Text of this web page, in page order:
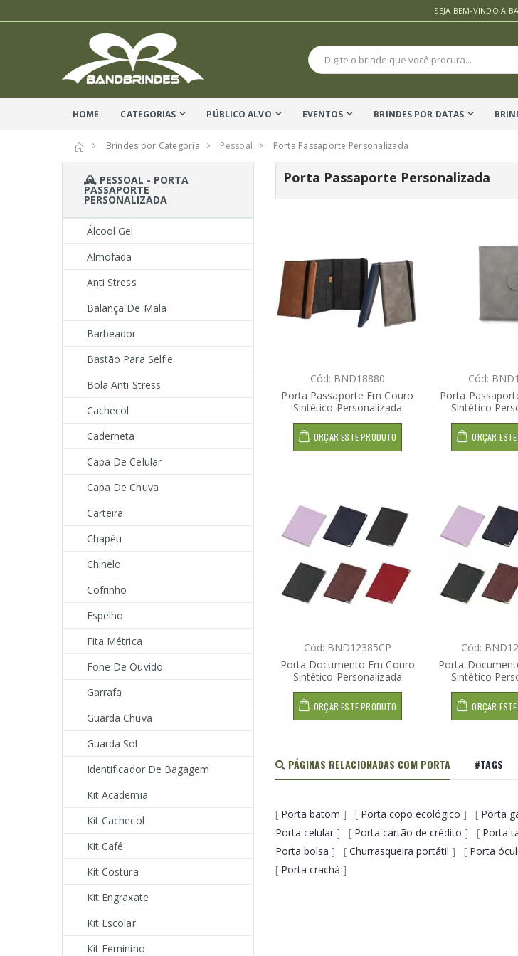
SEJA BEM-VINDO A
HOME CATEGORIAS PÚBLICO ALVO EVENTOS BRINDES POR DATAS
Brindes por Categoria Pessoal Porta Passaporte Personalizada
Porta Passaporte Personalizada
Cód: BND18880
Porta Passaporte Em Couro
Sintético Personalizada
ORÇAR ESTE PRODUTO
Cód:
Porta
Sintético
ORÇAR
Cód: BND12385CP
Porta Documento Em Couro
Sintético Personalizada
ORÇAR ESTE PRODUTO
Cód:
Porta
Sintético
ORÇAR
PÁGINAS RELACIONADAS COM PORTA #TAGS
[ Porta batom ] [ Porta copo ecológico ] [ Porta
Porta celular ] [ Porta cartão de crédito ] [ Porta
Porta bolsa ] [ Churrasqueira portátil ] [ Porta
[ Porta crachá ]
PESSOAL - PORTA
PASSAPORTE
PERSONALIZADA
Álcool Gel
Almofada
Anti Stress
Balança De Mala
Barbeador
Bastão Para Selfie
Bola Anti Stress
Cachecol
Caderneta
Capa De Celular
Capa De Chuva
Carteira
Chapéu
Chinelo
Cofrinho
Espelho
Fita Métrica
Fone De Ouvido
Garrafa
Guarda Chuva
Guarda Sol
Identificador De Bagagem
Kit Academia
Kit Cachecol
Kit Café
Kit Costura
Kit Engraxate
Kit Escolar
Kit Feminino